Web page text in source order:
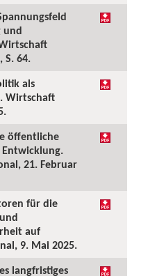
und
S. 64.
als
Wirtschaft
öffentliche
Entwicklung.
21. Februar
für die
auf
9. Mai 2025.
langfristiges